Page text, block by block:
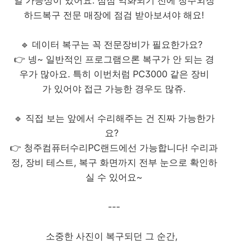
하드복구 전문 매장에 점검 받아보셔야 해요!
🔹 데이터 복구는 꼭 전문장비가 필요한가요?
👉 넹~ 일반적인 프로그램으론 복구가 안 되는 경
우가 많아요. 특히 이번처럼 PC3000 같은 장비
가 있어야 접근 가능한 경우도 많쥬.
🔹 직접 보는 앞에서 수리해주는 건 진짜 가능한가
요?
👉 청주컴퓨터수리PC랜드에선 가능합니다! 수리과
정, 장비 테스트, 복구 화면까지 전부 눈으로 확인하
실 수 있어요~
---
소중한 사진이 복구되던 그 순간,